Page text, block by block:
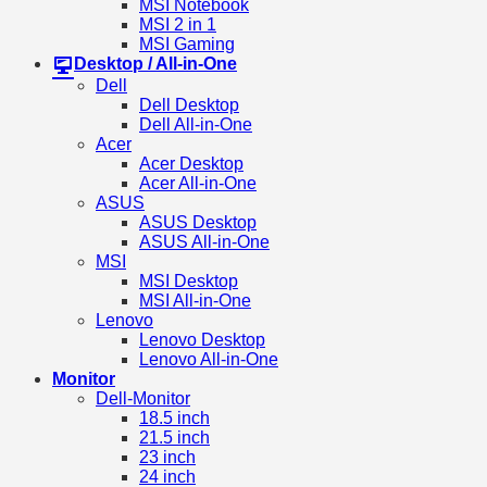
MSI Notebook
MSI 2 in 1
MSI Gaming
Desktop / All-in-One
Dell
Dell Desktop
Dell All-in-One
Acer
Acer Desktop
Acer All-in-One
ASUS
ASUS Desktop
ASUS All-in-One
MSI
MSI Desktop
MSI All-in-One
Lenovo
Lenovo Desktop
Lenovo All-in-One
Monitor
Dell-Monitor
18.5 inch
21.5 inch
23 inch
24 inch